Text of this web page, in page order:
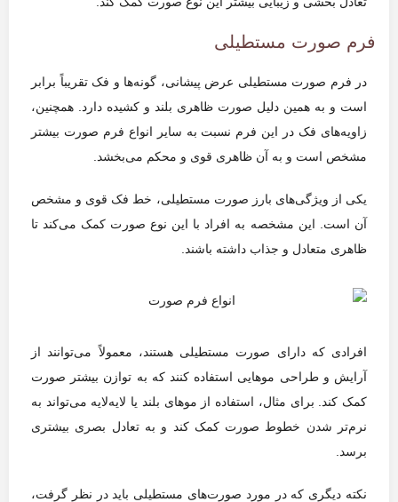
فرم صورت مستطیلی
در فرم صورت مستطیلی عرض پیشانی، گونه‌ها و فک تقریباً برابر
است و به همین دلیل صورت ظاهری بلند و کشیده دارد. همچنین،
زاویه‌های فک در این فرم نسبت به سایر انواع فرم صورت بیشتر
مشخص است و به آن ظاهری قوی و محکم می‌بخشد.
یکی از ویژگی‌های بارز صورت مستطیلی، خط فک قوی و مشخص
آن است. این مشخصه به افراد با این نوع صورت کمک می‌کند تا
ظاهری متعادل و جذاب داشته باشند.
افرادی که دارای صورت مستطیلی هستند، معمولاً می‌توانند از
آرایش و طراحی موهایی استفاده کنند که به توازن بیشتر صورت
کمک کند. برای مثال، استفاده از موهای بلند یا لایه‌لایه می‌تواند به
نرم‌تر شدن خطوط صورت کمک کند و به تعادل بصری بیشتری
برسد.
نکته دیگری که در مورد صورت‌های مستطیلی باید در نظر گرفت،